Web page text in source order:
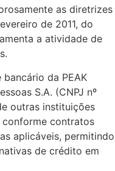
as diretrizes
de 2011, do
a atividade de
da PEAK
S.A. (CNPJ nº
outras instituições
contratos
aplicáveis, permitindo
de crédito em